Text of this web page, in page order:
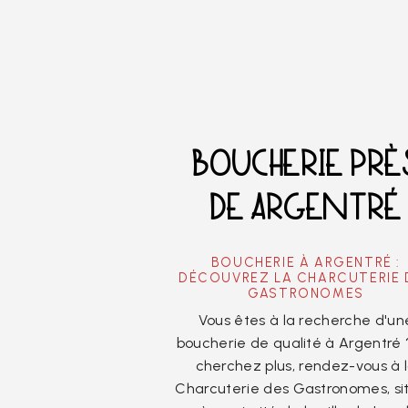
BOUCHERIE
DE ARGENTRÉ
BOUCHERIE À ARGENTRÉ :
DÉCOUVREZ LA CHARCUTERIE
GASTRONOMES
Vous êtes à la recherche
boucherie de qualité à Argentré
cherchez plus, rendez-vous à
Charcuterie des Gastronomes,